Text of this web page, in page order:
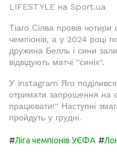
LIFESTYLE на Sport.ua
Тіаго Сілва провів чотири
чемпіонів, а у 2024 році
дружина Белль і сини
відвідують матчі "синіх".
У Instagram Яго
отримати запрошення на
працювати!" Наступні
пройдуть у грудні.
#Ліга чемпіонів УЄФА #